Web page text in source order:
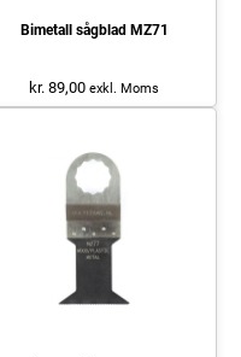
Bimetall sågblad MZ71
kr. 89,00 exkl. Moms